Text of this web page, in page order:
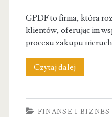
GPDF to firma, która
klientów, oferując im
procesu zakupu
Czytaj dalejGrupa
FINANSE I BIZNES